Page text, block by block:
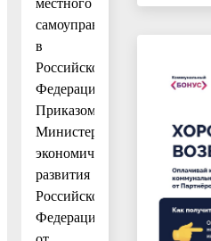
самоуправления
в
Российской
Федерации»,
Приказом
Министерства
экономического
развития
Российской
Федерации